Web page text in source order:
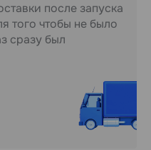
после запуска
того чтобы не было
сразу был